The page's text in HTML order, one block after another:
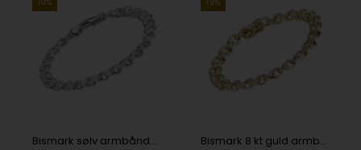
Bismark sølv armbånd-flere bredder og længder Bismark 8 kt guld armbånd-flere længder og bredder